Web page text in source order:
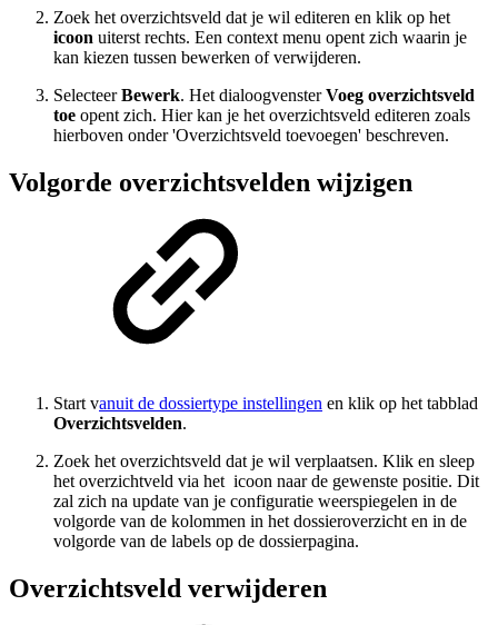
Zoek het overzichtsveld dat je wil editeren en klik op het
icoon uiterst rechts. Een context menu opent zich waarin je
kan kiezen tussen bewerken of verwijderen.
SelecteerBewerk. Het dialoogvensterVoeg overzichtsveld
toe opent zich. Hier kan je het overzichtsveld editeren zoals
hierboven onder 'Overzichtsveld toevoegen' beschreven.
Volgorde overzichtsvelden wijzigen
Start vanuit de dossiertype instellingen en klik op het tabblad
Overzichtsvelden.
Zoek het overzichtsveld dat je wil verplaatsen. Klik en sleep
het overzichtveld via het icoon naar de gewenste positie. Dit
zal zich na update van je configuratie weerspiegelen in de
volgorde van de kolommen in het dossieroverzicht en in de
volgorde van de labels op de dossierpagina.
Overzichtsveld verwijderen